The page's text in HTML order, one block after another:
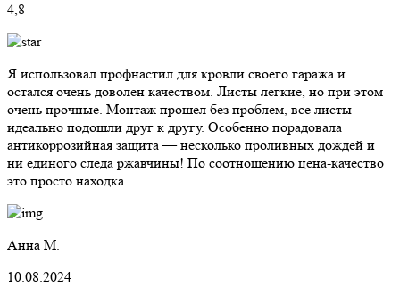
4,8
Я использовал профнастил для кровли своего гаража и
остался очень доволен качеством. Листы легкие, но при этом
очень прочные. Монтаж прошел без проблем, все листы
идеально подошли друг к другу. Особенно порадовала
антикоррозийная защита — несколько проливных дождей и
ни единого следа ржавчины! По соотношению цена-качество
это просто находка.
Анна М.
10.08.2024